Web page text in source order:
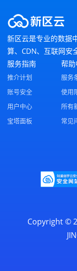
新区云是专业的数据
算、CDN、互联网安
服务指南
推介计划
账号安全
用户中心
宝塔面板
帮
服务
使用
所有
常见
Copyright ©